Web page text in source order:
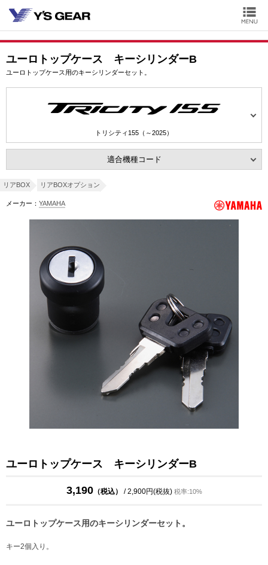
ユーロトップケース キーシリンダーB
ユーロトップケース用のキーシリンダーセット。
トリシティ155（～2025）
適合機種コード
リアBOX リアBOXオプション
メーカー： YAMAHA
ユーロトップケース キーシリンダーB
3,190（税込） / 2,900円(税抜) 税率:10%
ユーロトップケース用のキーシリンダーセット。
キー2個入り。